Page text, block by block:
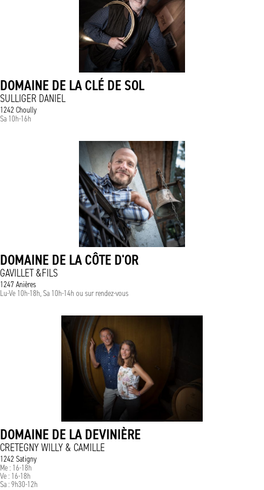
DOMAINE DE LA CLÉ DE SOL
SULLIGER DANIEL
1242 Choully
Sa 10h-16h
DOMAINE DE LA CÔTE D'OR
GAVILLET &FILS
1247 Anières
Lu-Ve 10h-18h, Sa 10h-14h ou sur rendez-vous
DOMAINE DE LA DEVINIÈRE
CRETEGNY WILLY & CAMILLE
1242 Satigny
Me : 16-18h
Ve : 16-18h
Sa : 9h30-12h